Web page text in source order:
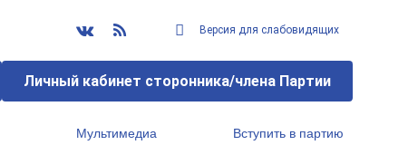
Версия для слабовидящих
Личный кабинет сторонника/члена Партии
Мультимедиа Вступить в партию